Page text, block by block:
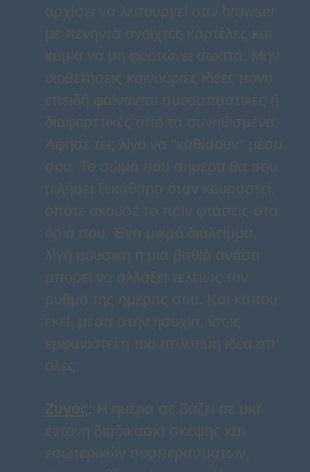
αρχίσει να λειτουργεί σαν browser
με πενήντα ανοιχτές καρτέλες και
καμία να μη φορτώνει σωστά. Μην
υιοθετήσεις καινούριες ιδέες μόνο
επειδή φαίνονται συναρπαστικές ή
διαφορετικές από τα συνηθισμένα.
Άφησέ τες λίγο να "καθίσουν" μέσα
σου. Το σώμα σου σήμερα θα σου
μιλήσει ξεκάθαρα όταν κουραστεί,
οπότε άκουσέ το πριν φτάσεις στα
όριά σου. Ένα μικρό διάλειμμα,
λίγη μουσική ή μια βαθιά ανάσα
μπορεί να αλλάξει τελείως τον
ρυθμό της ημέρας σου. Και κάπου
εκεί, μέσα στην ησυχία, ίσως
εμφανιστεί η πιο πολύτιμη ιδέα απ'
όλες.
Ζυγός: Η ημέρα σε βάζει σε μια
έντονη διαδικασία σκέψης και
εσωτερικών συμπερασμάτων,